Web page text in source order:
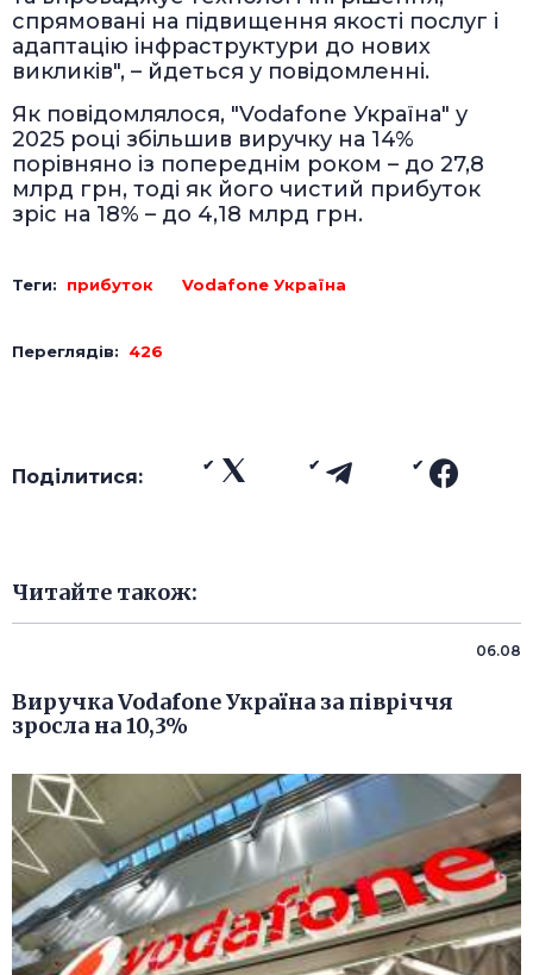
спрямовані на підвищення якості послуг і
адаптацію інфраструктури до нових
викликів", – йдеться у повідомленні.
Як повідомлялося, "Vodafone Україна" у
2025 році збільшив виручку на 14%
порівняно із попереднім роком – до 27,8
млрд грн, тоді як його чистий прибуток
зріс на 18% – до 4,18 млрд грн.
Теги: прибуток Vodafone Україна
Переглядів: 426
Поділитися:
Читайте також:
06.08
Виручка Vodafone Україна за півріччя
зросла на 10,3%